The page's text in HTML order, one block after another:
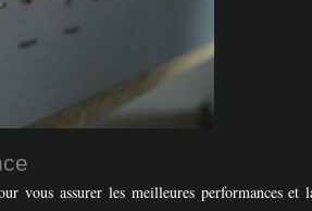
vous assurer les meilleures performances et